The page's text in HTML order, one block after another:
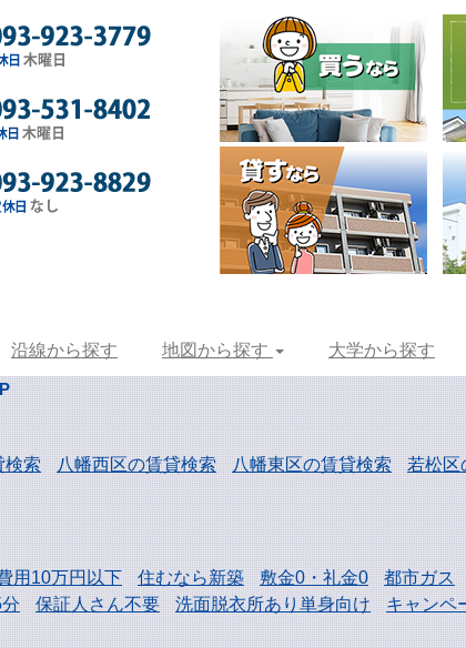
沿線から探す 地図から探す 大学から探す
検索 八幡西区の賃貸検索 八幡東区の賃貸検索 若松区
用10万円以下 住むなら新築 敷金0・礼金0 都市ガス
保証人さん不要 洗面脱衣所あり単身向け キャンペ